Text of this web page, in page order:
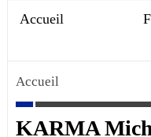
Accueil
Accueil
KARMA